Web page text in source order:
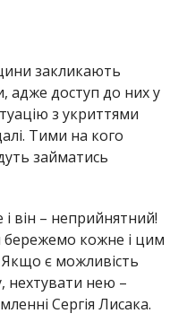
закликають
адже доступ до них у
з укриттями
Тими на кого
займатись
він – неприйнятний!
кожне і цим
Якщо є можливість
нехтувати нею –
Сергія Лисака.